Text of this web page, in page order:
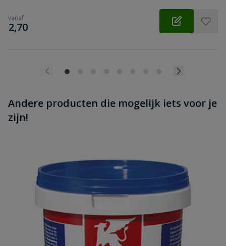
vanaf
€
2,70
Andere producten die mogelijk iets voor je
zijn!